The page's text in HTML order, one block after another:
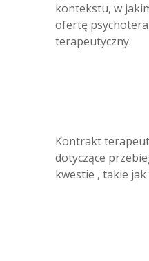
kontekstu, w
ofertę
terapeutyczny.
Kontrakt
dotyczące
kwestie , takie